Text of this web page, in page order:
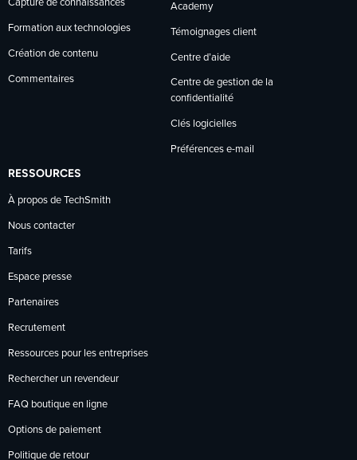
Capture de connaissances
Formation aux technologies
Création de contenu
Commentaires
Academy
Témoignages client
Centre d’aide
Centre de gestion de la
confidentialité
Clés logicielles
Préférences e-mail
RESSOURCES
À propos de TechSmith
Nous contacter
Tarifs
Espace presse
Partenaires
Recrutement
Ressources pour les entreprises
Rechercher un revendeur
FAQ boutique en ligne
Options de paiement
Politique de retour